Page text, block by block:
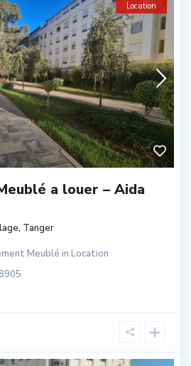
Location
a louer – Aida
, Tanger
Meublé in Location